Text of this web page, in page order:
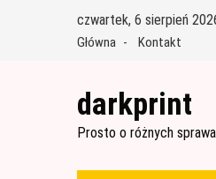
czwartek, 6 sierpień
Główna Kontakt
darkprint
Prosto o różnych